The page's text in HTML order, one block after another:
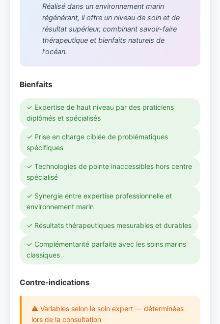
Réalisé dans un environnement marin
régénérant, il offre un niveau de soin et de
résultat supérieur, combinant savoir-faire
thérapeutique et bienfaits naturels de
l'océan.
Bienfaits
✓ Expertise de haut niveau par des praticiens
diplômés et spécialisés
✓ Prise en charge ciblée de problématiques
spécifiques
✓ Technologies de pointe inaccessibles hors centre
spécialisé
✓ Synergie entre expertise professionnelle et
environnement marin
✓ Résultats thérapeutiques mesurables et durables
✓ Complémentarité parfaite avec les soins marins
classiques
Contre-indications
⚠ Variables selon le soin expert — déterminées
lors de la consultation